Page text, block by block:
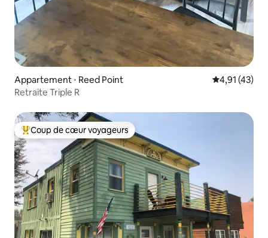
Appartement ⋅ Reed Point Évaluation
4,91 (43)
Retraite Triple R
Coups de cœur voyageurs les plus appréciés
Coup de cœur voyageurs